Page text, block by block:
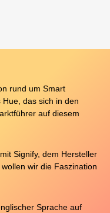
rund um Smart
das sich in den
auf diesem
Signify, dem Hersteller
wir die Faszination
Sprache auf